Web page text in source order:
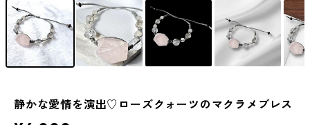
静かな愛情を演出♡ローズクォーツのマクラメブレス